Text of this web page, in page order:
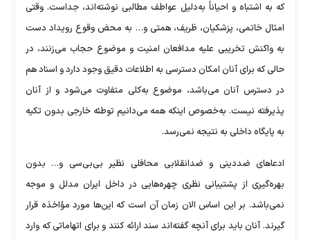
که به اشتباه و احیاناً به‌دلیل عواطف مطالبی نوشته‌اند، جداست. وقتی
امثال خاتمی، پزشکیان، ظریف، همتی و… به محض وقوع رویداد دست
به واکنش تخریبی علیه مدافعان امنیت و موضوع حجاب می‌زنند، در
حالی که برای آنان امکان دسترسی به اطلاعات دقیق وجود دارد و اسناد هم
در دسترس آنان می‌باشد، موضوع به‌کلی متفاوت می‌شود و از آنان
پذیرفته نیست. به‌خصوص اینکه همه می‌دانیم توطئه خارجی بدون تکیه
به پایگاه داخلی به نتیجه نمی‌رسد.
ادعا‌های ضددینی و ضدانقلابی محافلی نظیر بی‌بی‌سی و… بدون
بهره‌گیری از پشتیبانی نظری چهره‌هایی در داخل ایران مدلل و موجه
نمی‌باشد. بر این اساس الان زمان آن است که این‌ها مورد مؤاخذه قرار
گیرند. آنان باید برای آنچه گفته‌اند سند ارائه کنند و برای اتهاماتی که وارد